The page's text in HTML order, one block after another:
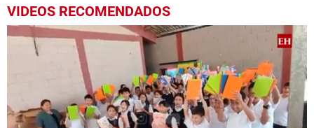
VIDEOS RECOMENDADOS